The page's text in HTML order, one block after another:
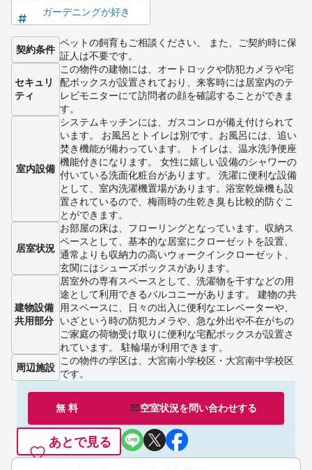
ガーデニングが好き
契約条件
ペットの飼育もご相談ください。 また、ご契約時に保
証人は不要です。
セキュリ
ティ
この物件の建物には、オートロックや防犯カメラや宅
配ボックスが設置されており、来客時には居室内のテ
レビモニターにて訪問者の顔を確認することができま
す。
室内設備
システムキッチンには、ガスコンロが備え付けられて
います。 お風呂とトイレは別です。お風呂には、追い
焚き機能が備わっています。 トイレは、温水洗浄便座
機能付きになります。 女性に嬉しい設備のシャワーの
付いている洗面化粧台があります。 洗濯に便利な設備
として、室内洗濯機置場があります。浴室乾燥機も設
置されているので、梅雨時の生乾き臭も比較的防ぐこ
とができます。
居室状況
お部屋の床は、フローリングとなっています。収納ス
ペースとして、基本的な居室にクローゼットを設置、
通常よりも収納力の高いウォークインクローゼット、
玄関にはシューズボックスがあります。
建物設備
共用部分
居室外の専有スペースとして、洗濯物を干すなどの用
途として利用できるバルコニーがあります。 建物の共
用スペースに、日々の出入に便利なエレベーターや、
いざという時の防犯カメラや、急な外出や不在がちの
ご家庭の荷物受け取りに便利な宅配ボックスが設置さ
れています。 駐輪場が利用できます。
周辺施設
この物件の学区は、大宮南小学校区・大宮南中学校区
です。
無 料 空室状況を問い合わせする
あとで見る